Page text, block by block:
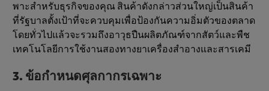
พาะสําหรับธุรกิจของคุณ สินค้าดังกล่าวส่วนใหญ่เป็นสินค้า
ที่รัฐบาลตั้งเป้าที่จะควบคุมเพื่อป้องกันความอิ่มตัวของตลาด
โดยทั่วไปแล้วจะรวมถึงอาวุธปืนผลิตภัณฑ์จากสัตว์และพืช
เทคโนโลยีการใช้งานสองทางยาเครื่องสําอางและสารเคมี
3. ข้อกําหนดศุลกากรเฉพาะ